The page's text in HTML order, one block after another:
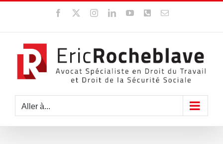
contenu
Facebook InstagramLinkedInYouTubeWhatsApp
Email
Aller à...